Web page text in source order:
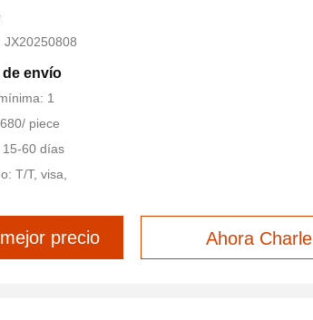
JX20250808
de envío
1
piece
60 días
T/T, visa,
precio Ahora Charle